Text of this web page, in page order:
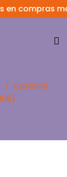
en compras
/ Espatula